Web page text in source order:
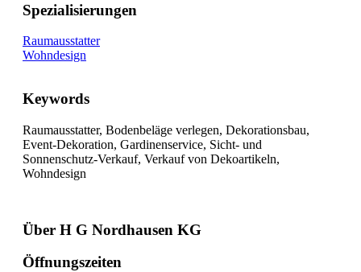
Spezialisierungen
Raumausstatter
Wohndesign
Keywords
Raumausstatter, Bodenbeläge verlegen, Dekorationsbau,
Event-Dekoration, Gardinenservice, Sicht- und
Sonnenschutz-Verkauf, Verkauf von Dekoartikeln,
Wohndesign
Über H G Nordhausen KG
Öffnungszeiten